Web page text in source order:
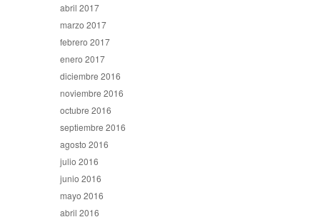
abril 2017
marzo 2017
febrero 2017
enero 2017
diciembre 2016
noviembre 2016
octubre 2016
septiembre 2016
agosto 2016
julio 2016
junio 2016
mayo 2016
abril 2016